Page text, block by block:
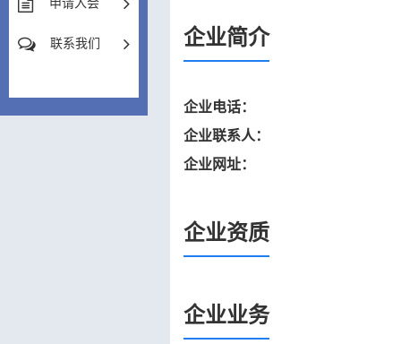
申请入会
联系我们 企业简介
企业电话：
企业联系人：
企业网址：
企业资质
企业业务